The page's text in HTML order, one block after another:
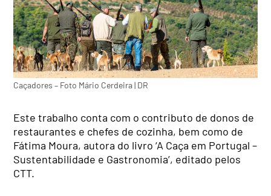
Caçadores – Foto Mário Cerdeira | DR
Este trabalho conta com o contributo de donos de
restaurantes e chefes de cozinha, bem como de
Fátima Moura, autora do livro ‘A Caça em Portugal –
Sustentabilidade e Gastronomia’, editado pelos
CTT.